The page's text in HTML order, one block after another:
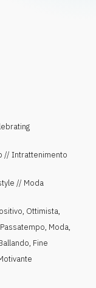
// Intrattenimento
// Moda
, Ottimista,
Passatempo, Moda,
, Fine